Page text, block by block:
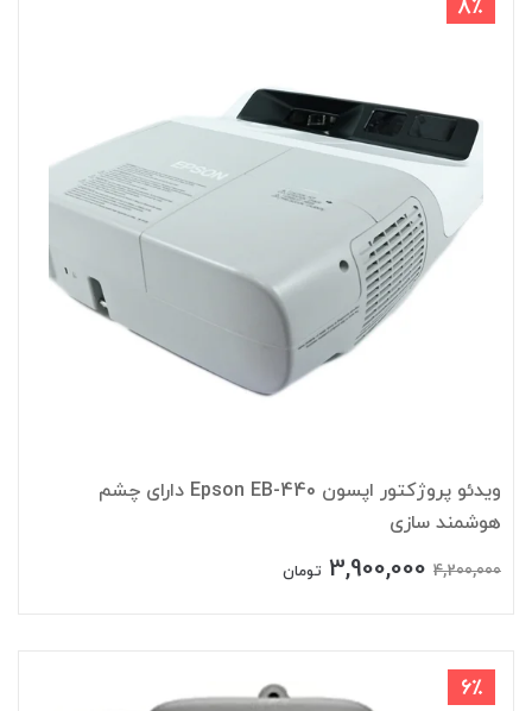
8٪
ویدئو پروژکتور اپسون Epson EB-440 دارای چشم
هوشمند سازی
4,200,000
3,900,000 تومان
6٪